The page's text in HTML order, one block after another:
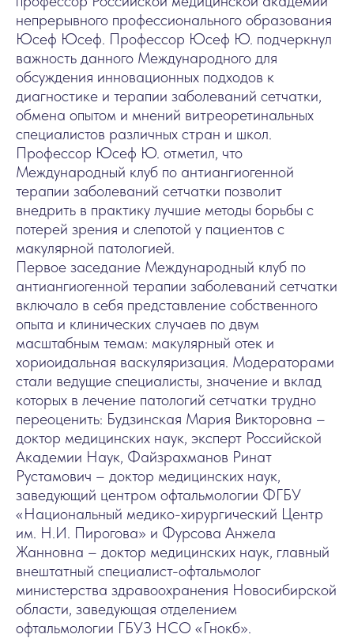
непрерывного профессионального образования
Юсеф Юсеф. Профессор Юсеф Ю. подчеркнул
важность данного Международного для
обсуждения инновационных подходов к
диагностике и терапии заболеваний сетчатки,
обмена опытом и мнений витреоретинальных
специалистов различных стран и школ.
Профессор Юсеф Ю. отметил, что
Международный клуб по антиангиогенной
терапии заболеваний сетчатки позволит
внедрить в практику лучшие методы борьбы с
потерей зрения и слепотой у пациентов с
макулярной патологией.
Первое заседание Международный клуб по
антиангиогенной терапии заболеваний сетчатки
включало в себя представление собственного
опыта и клинических случаев по двум
масштабным темам: макулярный отек и
хориоидальная васкуляризация. Модераторами
стали ведущие специалисты, значение и вклад
которых в лечение патологий сетчатки трудно
переоценить: Будзинская Мария Викторовна –
доктор медицинских наук, эксперт Российской
Академии Наук, Файзрахманов Ринат
Рустамович – доктор медицинских наук,
заведующий центром офтальмологии ФГБУ
«Национальный медико-хирургический Центр
им. Н.И. Пирогова» и Фурсова Анжела
Жанновна – доктор медицинских наук, главный
внештатный специалист-офтальмолог
министерства здравоохранения Новосибирской
области, заведующая отделением
офтальмологии ГБУЗ НСО «Гнокб».